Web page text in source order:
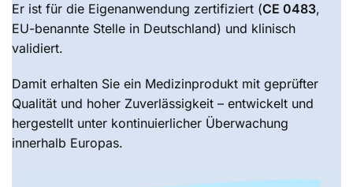
Er ist für die Eigenanwendung zertifiziert (CE 0483,
EU-benannte Stelle in Deutschland) und klinisch
validiert.
Damit erhalten Sie ein Medizinprodukt mit geprüfter
Qualität und hoher Zuverlässigkeit – entwickelt und
hergestellt unter kontinuierlicher Überwachung
innerhalb Europas.